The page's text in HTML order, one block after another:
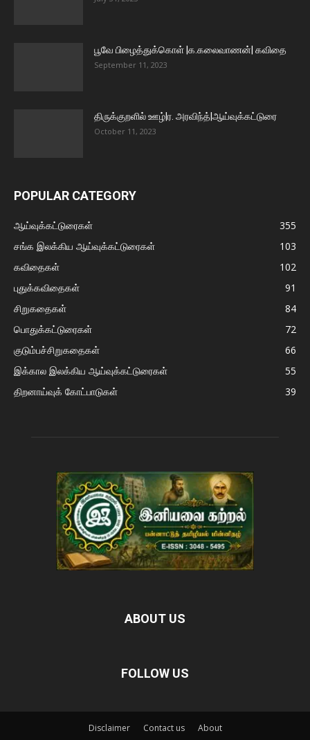
பூவே பிழைத்துக்கொள் |க.கலைவாணன்| கவிதை
September 11, 2023
திருக்குறளில் ஊழ்|ர. அரவிந்த்|ஆய்வுக்கட்டுரை
October 11, 2023
POPULAR CATEGORY
ஆய்வுக்கட்டுரைகள்
355
சங்க இலக்கிய ஆய்வுக்கட்டுரைகள்
103
கவிதைகள்
102
புதுக்கவிதைகள்
91
சிறுகதைகள்
84
பொதுக்கட்டுரைகள்
72
குடும்பச்சிறுகதைகள்
66
இக்கால இலக்கிய ஆய்வுக்கட்டுரைகள்
55
திறனாய்வுக் கோட்பாடுகள்
39
ABOUT US
FOLLOW US
Disclaimer Contact us About